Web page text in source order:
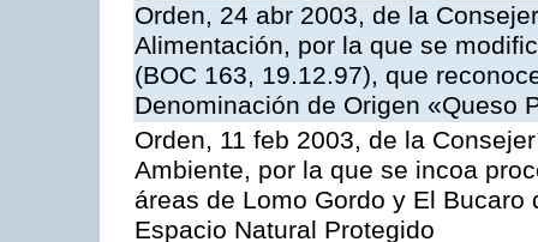
Orden, 24 abr 2003, de la
Alimentación, por la que se
(BOC 163, 19.12.97), que
Denominación de Origen «Queso
Orden, 11 feb 2003, de la
Ambiente, por la que se incoa
áreas de Lomo Gordo y El
Espacio Natural Protegido